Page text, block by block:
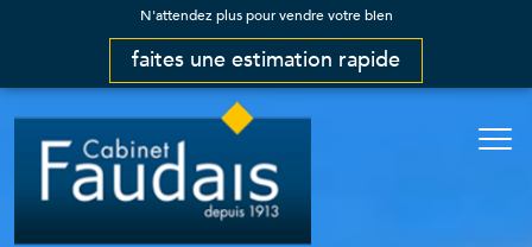
N'attendez plus pour vendre votre bien
faites une estimation rapide